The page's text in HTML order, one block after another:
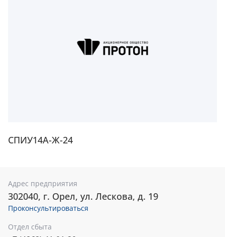
СПИУ14А-Ж-24
Адрес предприятия
302040, г. Орел, ул. Лескова, д. 19
Проконсультироваться
Отдел сбыта